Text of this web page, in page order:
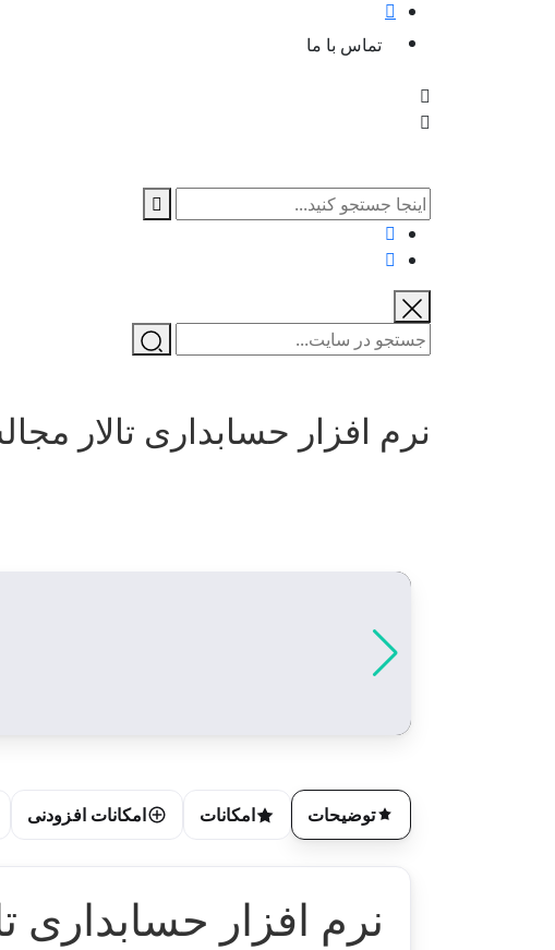
تماس با ما
نرم افزار حسابداری تالار
توضیحات امکانات امکانات افزودنی
نرم افزار